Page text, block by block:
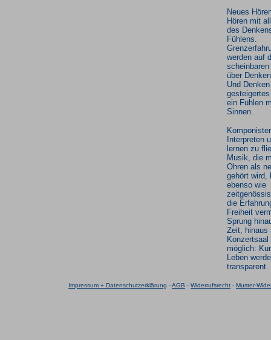
Neues
Hören mit
des
Fühlens.
werden auf
über
Und
ein Fühlen
Sinnen.
Interpreten
lernen zu
Musik, die
Ohren als
gehört wird,
ebenso wie
die
Freiheit
Sprung
Zeit, hinaus
Konzertsaal
möglich:
Leben
transparent.
Impressum + Datenschutzerklärung -AGB - Widerrufsrecht - Muster-